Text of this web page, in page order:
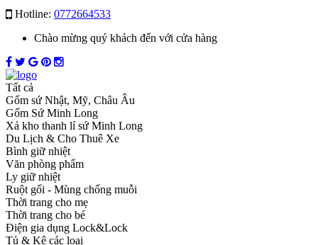
Hotline: 0772664533
Chào mừng quý khách đến với cửa hàng
Tất cả
Gốm sứ Nhật, Mỹ, Châu Âu
Gốm Sứ Minh Long
Xả kho thanh lí sứ Minh Long
Du Lịch & Cho Thuê Xe
Bình giữ nhiệt
Văn phòng phẩm
Ly giữ nhiệt
Ruột gối - Mùng chống muỗi
Thời trang cho mẹ
Thời trang cho bé
Điện gia dụng Lock&Lock
Tủ & Kệ các loại